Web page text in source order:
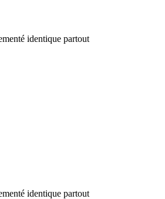
identique partout
identique partout